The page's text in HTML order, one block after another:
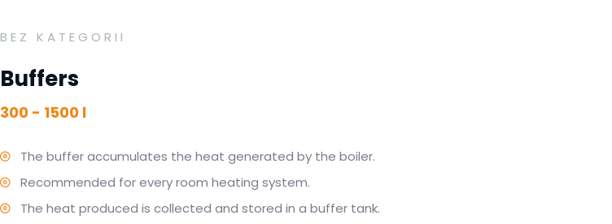
BEZ KATEGORII
Buffers
300 - 1500 l
The buffer accumulates the heat generated by the boiler.
Recommended for every room heating system.
The heat produced is collected and stored in a buffer tank.